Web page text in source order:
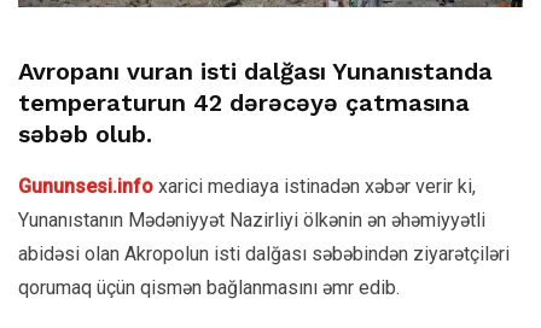
Avropanı vuran isti dalğası Yunanıstanda
temperaturun 42 dərəcəyə çatmasına
səbəb olub.
Gununsesi.info xarici mediaya istinadən xəbər verir ki,
Yunanıstanın Mədəniyyət Nazirliyi ölkənin ən əhəmiyyətli
abidəsi olan Akropolun isti dalğası səbəbindən ziyarətçiləri
qorumaq üçün qismən bağlanmasını əmr edib.